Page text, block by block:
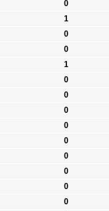
0
1
0
0
1
0
0
0
0
0
0
0
0
0